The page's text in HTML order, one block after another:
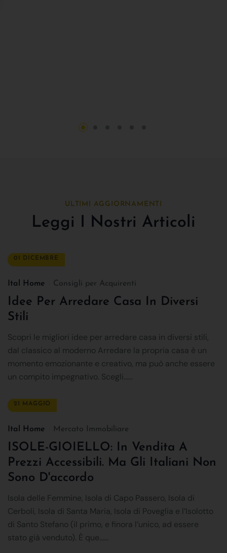
ULTIMI AGGIORNAMENTI
Leggi I Nostri Articoli
01 DICEMBRE
Ital Home Consigli per Acquirenti
Idee Per Arredare Casa In Diversi
Stili
Scopri le migliori idee per arredare casa in diversi stili,
dal classico al moderno Arredare la propria casa è un
momento emozionante e creativo, ma può anche essere
un compito impegnativo. Scegli......
21 MAGGIO
Ital Home Mercato Immobiliare
ISOLE-GIOIELLO: In Vendita A
Prezzi Accessibili. Ma Gli Italiani Non
Sono D'accordo
Isola delle Femmine, Isola di Capo Passero, Isola di
Cerboli, Isola di Santa Maria, Isola di Poveglia e l’Isolotto
di Santo Stefano (il primo, e finora l’unico, ad essere
stato già venduto). È que......